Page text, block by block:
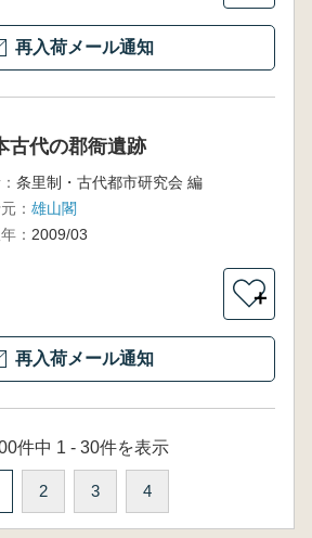
再入荷メール通知
古代の郡衙遺跡
条里制・古代都市研究会 編
： 雄山閣
： 2009/03
＋
再入荷メール通知
件中 1 - 30件を表示
2 3 4